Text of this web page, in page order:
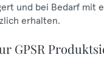
und bei Bedarf mit
erhalten.
GPSR